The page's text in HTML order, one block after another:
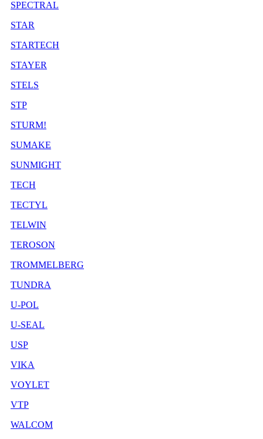
SPECTRAL
STAR
STARTECH
STAYER
STELS
STP
STURM!
SUMAKE
SUNMIGHT
TECH
TECTYL
TELWIN
TEROSON
TROMMELBERG
TUNDRA
U-POL
U-SEAL
USP
VIKA
VOYLET
VTP
WALCOM